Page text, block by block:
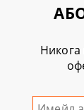
Никога